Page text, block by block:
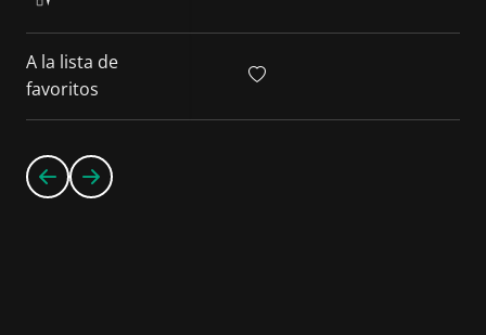
A la lista de
favoritos